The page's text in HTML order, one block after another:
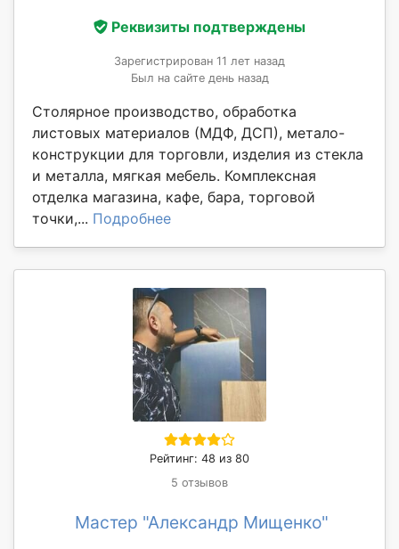
Реквизиты подтверждены
Зарегистрирован 11 лет назад
Был на сайте день назад
Столярное производство, обработка
листовых материалов (МДФ, ДСП), метало-
конструкции для торговли, изделия из стекла
и металла, мягкая мебель. Комплексная
отделка магазина, кафе, бара, торговой
точки,... Подробнее
Рейтинг: 48 из 80
5 отзывов
Мастер "Александр Мищенко"